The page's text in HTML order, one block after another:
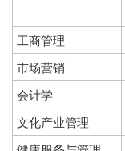
工商管理
市场营销
会计学
文化产业管理